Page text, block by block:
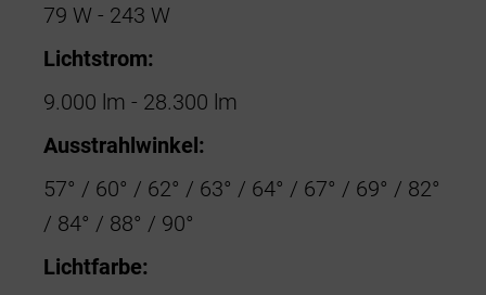
79 W - 243 W
Lichtstrom:
9.000 lm - 28.300 lm
Ausstrahlwinkel:
57° / 60° / 62° / 63° / 64° / 67° / 69° / 82°
/ 84° / 88° / 90°
Lichtfarbe: